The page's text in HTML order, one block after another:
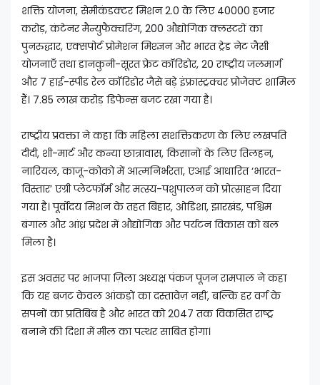
शक्ति योजना, सेमीकंडक्टर मिशन 2.0 के लिए 40000 हजार
करोड़, कंटेनर मैन्युफैक्चरिंग, 200 औद्योगिक क्लस्टरों का
पुनरुद्धार, एक्सपोर्ट प्रोमेशन मिश्ज्ञन और भारत ट्रेड नेट जैसी
योजनाएँ तथा डानकुनी-सूरत फ्रेट कॉरिडोर, 20 राष्ट्रीय जलमार्ग
और 7 हाई-स्पीड रेल कॉरिडोर जैसे बड़े इंफ्रास्ट्रक्चर प्रोजेक्ट शामिल
हैं। 7.85 लाख करोड़ डिफेन्स बजट रखा गया है।
राष्ट्रीय प्रवक्ता ने कहा कि महिला सशक्तिकरण के लिए लखपति
दीदी, शी-मार्ट और कन्या छात्रावास, किसानों के लिए तिलहन,
नारियल, काजू-कोको में आत्मनिर्भरता, एआई आधारित ‘भारत-
विस्तार’ एग्री प्लेटफॉर्म और मत्स्य-पशुपालन को प्रोत्साहन दिया
गया है। पूर्वोदय मिशन के तहत बिहार, ओडिशा, झारखंड, पश्चिम
बंगाल और आंध्र प्रदेश में औद्योगिक और पर्यटन विकास को बल
मिला है।
इस अवसर पर भाजपा ज़िला अध्यक्ष पंकज पूजन रामपाल ने कहा
कि यह बजट केवल आंकड़ों का दस्तावेज़ नहीं, बल्कि हर वर्ग के
सपनों का प्रतिबिंब है और भारत को 2047 तक विकसित राष्ट्र
बनाने की दिशा में मील का पत्थर साबित होगा।